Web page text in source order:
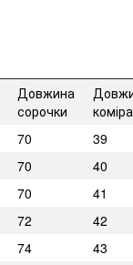
Довжина
сорочки
коміра
70
39
70
40
70
41
72
42
74
43